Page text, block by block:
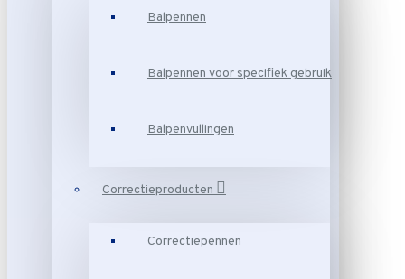
Balpennen
Balpennen voor specifiek gebruik
Balpenvullingen
Correctieproducten
Correctiepennen